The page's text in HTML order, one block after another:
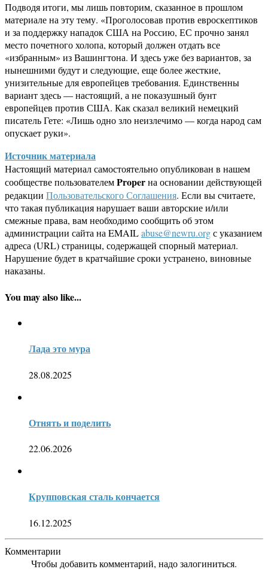
Подводя итоги, мы лишь повторим, сказанное в прошлом
материале на эту тему. «Проголосовав против евроскептиков
и за поддержку нападок США на Россию, ЕС прочно занял
место почетного холопа, который должен отдать все
«избранным» из Вашингтона. И здесь уже без вариантов, за
нынешними будут и следующие, еще более жесткие,
унизительные для европейцев требования. Единственны
вариант здесь — настоящий, а не показушный бунт
европейцев против США. Как сказал великий немецкий
писатель Гете: «Лишь одно зло неизлечимо — когда народ сам
опускает руки».
Источник материала
Настоящий материал самостоятельно опубликован в нашем
сообществе пользователемProperна основании действующей
редакции Пользовательского Соглашения. Если вы считаете,
что такая публикация нарушает ваши авторские и/или
смежные права, вам необходимо сообщить об этом
администрации сайта на EMAILabuse@newru.orgс указанием
адреса (URL) страницы, содержащей спорный материал.
Нарушение будет в кратчайшие сроки устранено, виновные
наказаны.
You may also like...
Лада это мура
28.08.2025
Отнять и поделить
22.06.2026
Крупповская сталь кончается
16.12.2025
Комментарии
Чтобы добавить комментарий, надо залогиниться.